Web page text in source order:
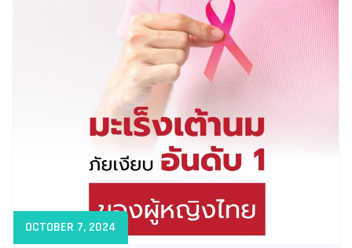
OCTOBER 7, 2024